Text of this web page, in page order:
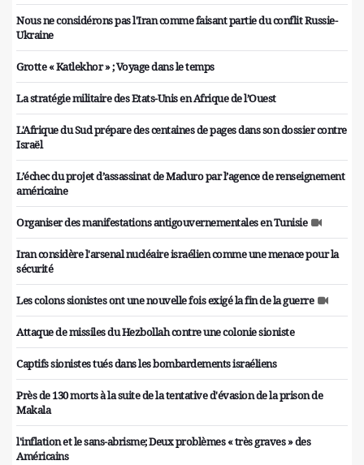
Nous ne considérons pas l'Iran comme faisant partie du conflit Russie-
Ukraine
Grotte « Katlekhor » ; Voyage dans le temps
La stratégie militaire des Etats-Unis en Afrique de l’Ouest
L'Afrique du Sud prépare des centaines de pages dans son dossier contre
Israël
L’échec du projet d’assassinat de Maduro par l’agence de renseignement
américaine
Organiser des manifestations antigouvernementales en Tunisie
Iran considère l'arsenal nucléaire israélien comme une menace pour la
sécurité
Les colons sionistes ont une nouvelle fois exigé la fin de la guerre
Attaque de missiles du Hezbollah contre une colonie sioniste
Captifs sionistes tués dans les bombardements israéliens
Près de 130 morts à la suite de la tentative d'évasion de la prison de
Makala
l'inflation et le sans-abrisme; Deux problèmes « très graves » des
Américains